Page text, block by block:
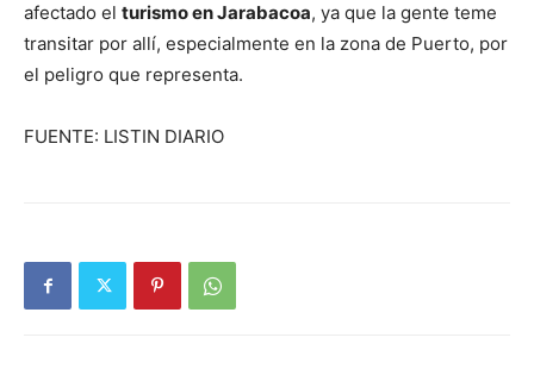
afectado el turismo en Jarabacoa, ya que la gente teme
transitar por allí, especialmente en la zona de Puerto, por
el peligro que representa.
FUENTE: LISTIN DIARIO